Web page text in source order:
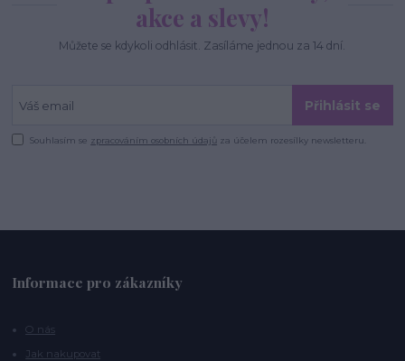
akce a slevy!
Můžete se kdykoli odhlásit. Zasíláme jednou za 14 dní.
Přihlásit se
Souhlasím se zpracováním osobních údajů za účelem rozesílky newsletteru.
Informace pro zákazníky
O nás
Jak nakupovat